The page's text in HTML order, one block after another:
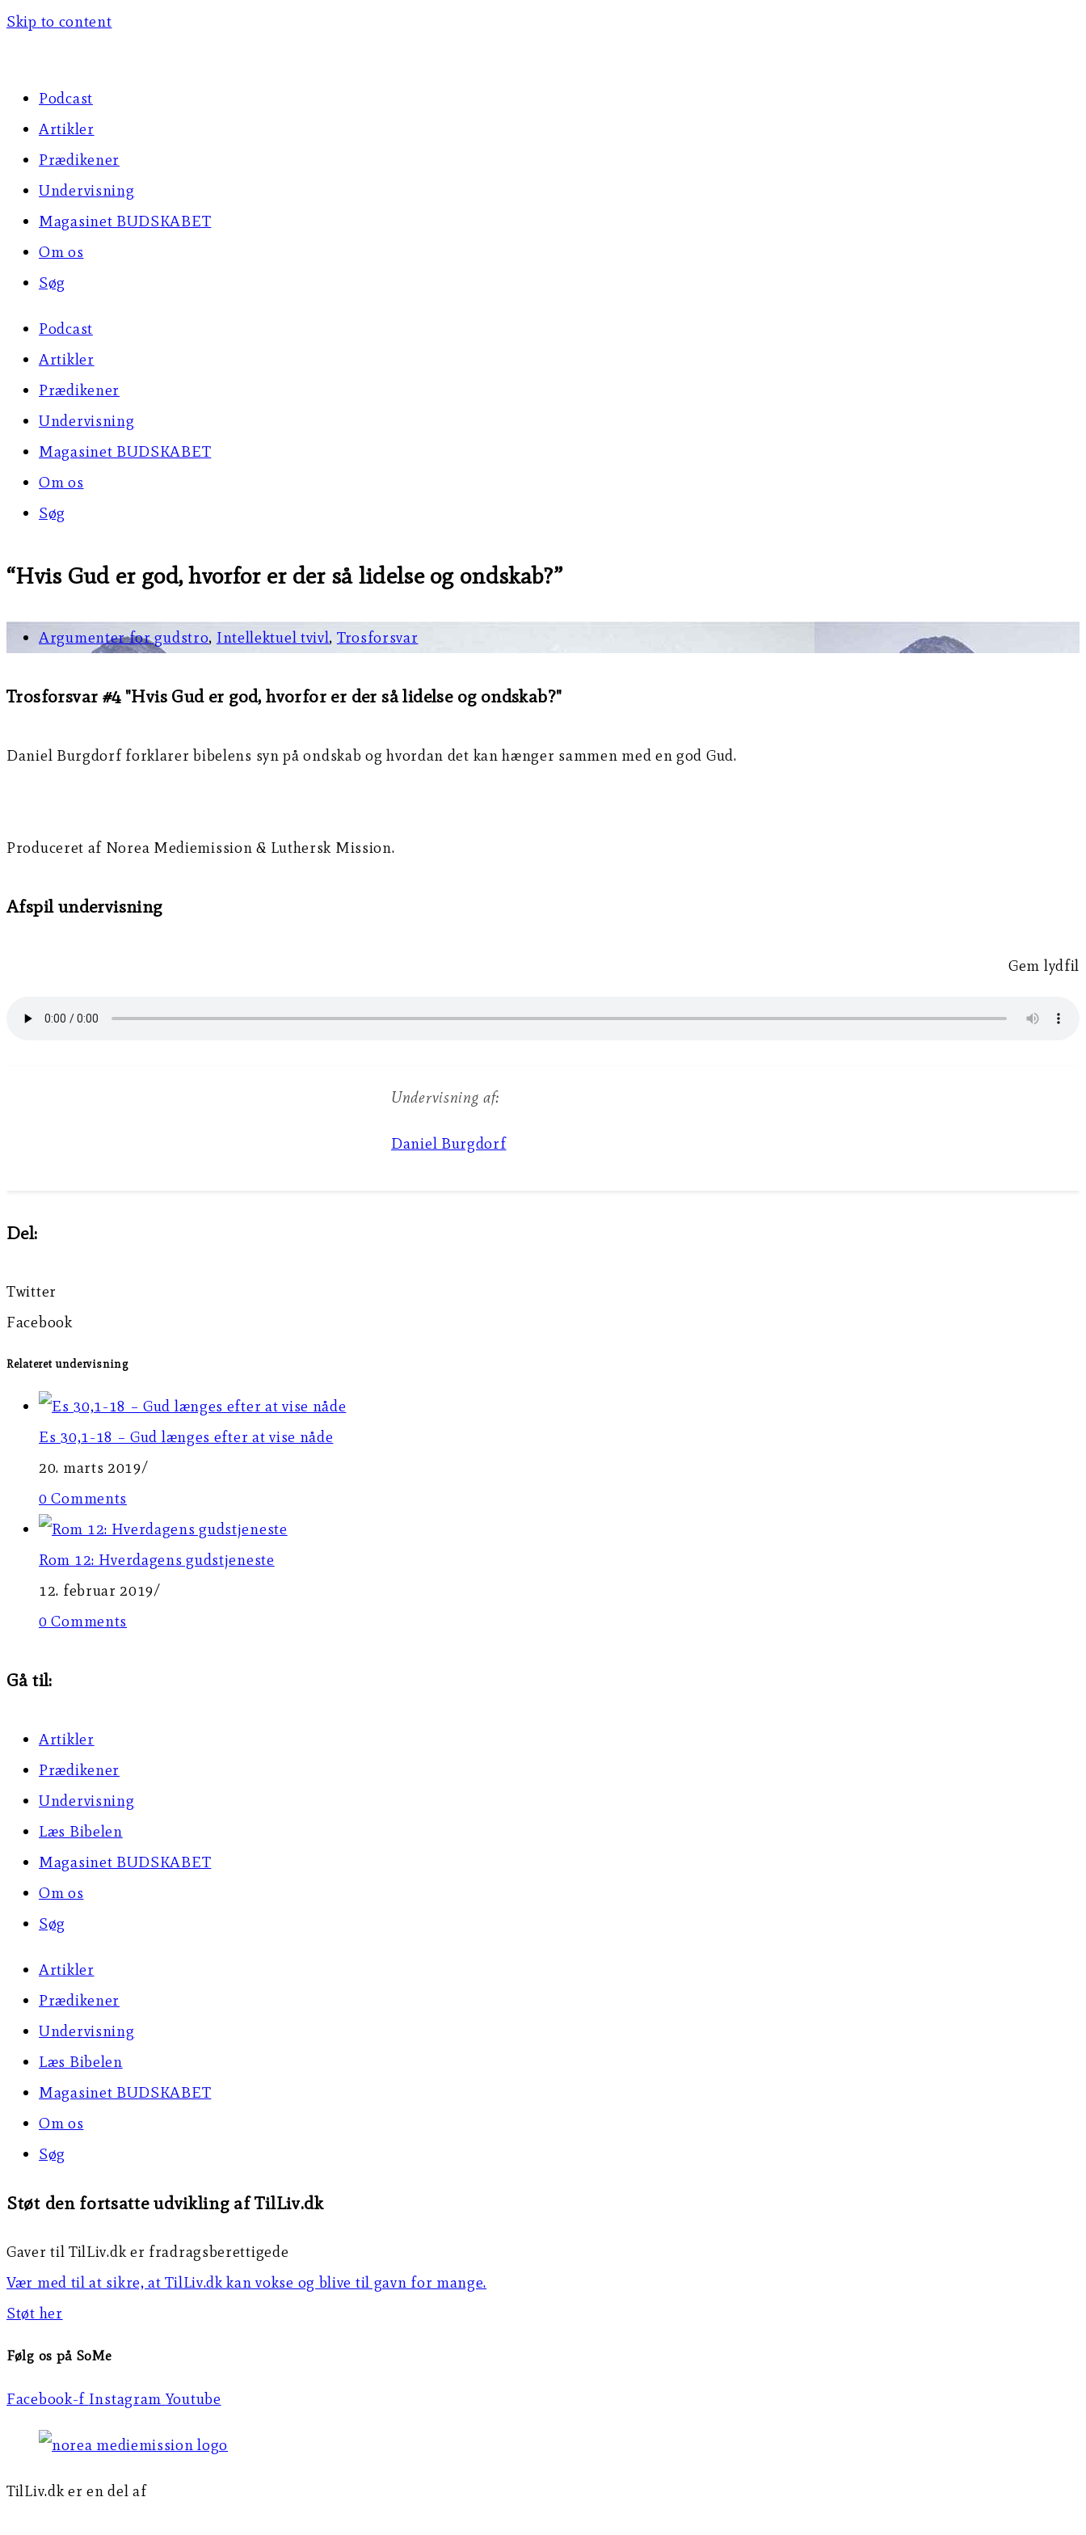
Skip to content
Podcast
Artikler
Prædikener
Undervisning
Magasinet BUDSKABET
Om os
Søg
Podcast
Artikler
Prædikener
Undervisning
Magasinet BUDSKABET
Om os
Søg
“Hvis Gud er god, hvorfor er der så lidelse og ondskab?”
Argumenter for gudstro, Intellektuel tvivl, Trosforsvar
Trosforsvar #4 "Hvis Gud er god, hvorfor er der så lidelse og ondskab?"
Daniel Burgdorf forklarer bibelens syn på ondskab og hvordan det kan hænger sammen med en god Gud.
Produceret af Norea Mediemission & Luthersk Mission.
Afspil undervisning
Gem lydfil
Undervisning af:
Daniel Burgdorf
Del:
Twitter
Facebook
Relateret undervisning
Es 30,1-18 – Gud længes efter at vise nåde
20. marts 2019/
0 Comments
Rom 12: Hverdagens gudstjeneste
12. februar 2019/
0 Comments
Gå til:
Artikler
Prædikener
Undervisning
Læs Bibelen
Magasinet BUDSKABET
Om os
Søg
Artikler
Prædikener
Undervisning
Læs Bibelen
Magasinet BUDSKABET
Om os
Søg
Støt den fortsatte udvikling af TilLiv.dk
Gaver til TilLiv.dk er fradragsberettigede
Vær med til at sikre, at TilLiv.dk kan vokse og blive til gavn for mange.
Støt her
Følg os på SoMe
Facebook-f Instagram Youtube
TilLiv.dk er en del af